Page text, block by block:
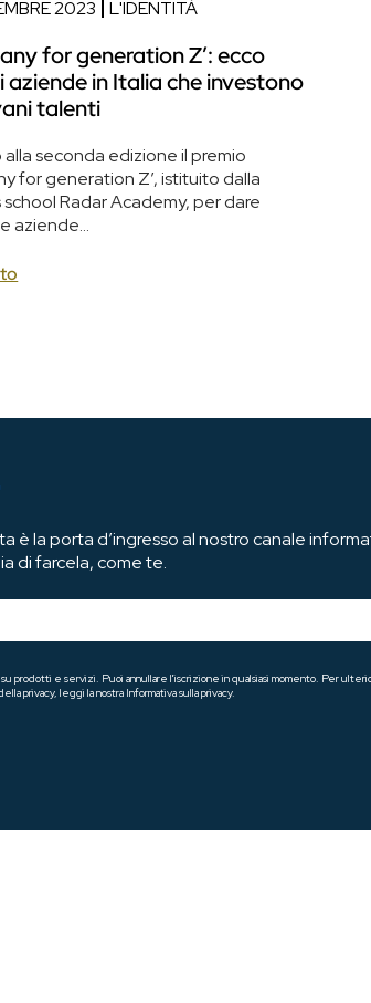
2023 L'IDENTITÀ
for generation Z’: ecco
aziende in Italia che investono
talenti
alla seconda edizione il premio
for generation Z’, istituito dalla
school Radar Academy, per dare
aziende...
è la porta d’ingresso al nostro canale
di farcela, come te.
prodotti e servizi. Puoi annullare l'iscrizione in qualsiasi momento. Per
privacy, leggi la nostra Informativa sulla privacy.